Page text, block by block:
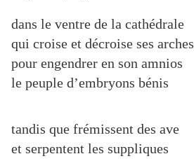
dans le ventre de la cathédrale
qui croise et décroise ses arches
pour engendrer en son amnios
le peuple d’embryons bénis
tandis que frémissent des ave
et serpentent les suppliques